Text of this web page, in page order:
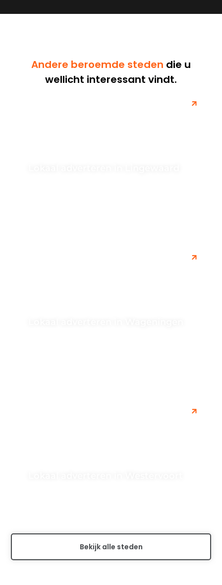
Andere beroemde steden die u
wellicht interessant vindt.
Bekijk alle steden